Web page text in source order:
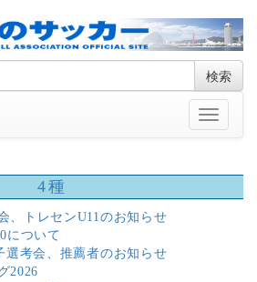
検索
Toggle
4種
、トレセンU11のお知らせ
について
選考会、推薦者のお知らせ
2026